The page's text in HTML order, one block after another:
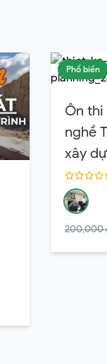
Phổ biến
Ôn thi
nghề
xây
200,000